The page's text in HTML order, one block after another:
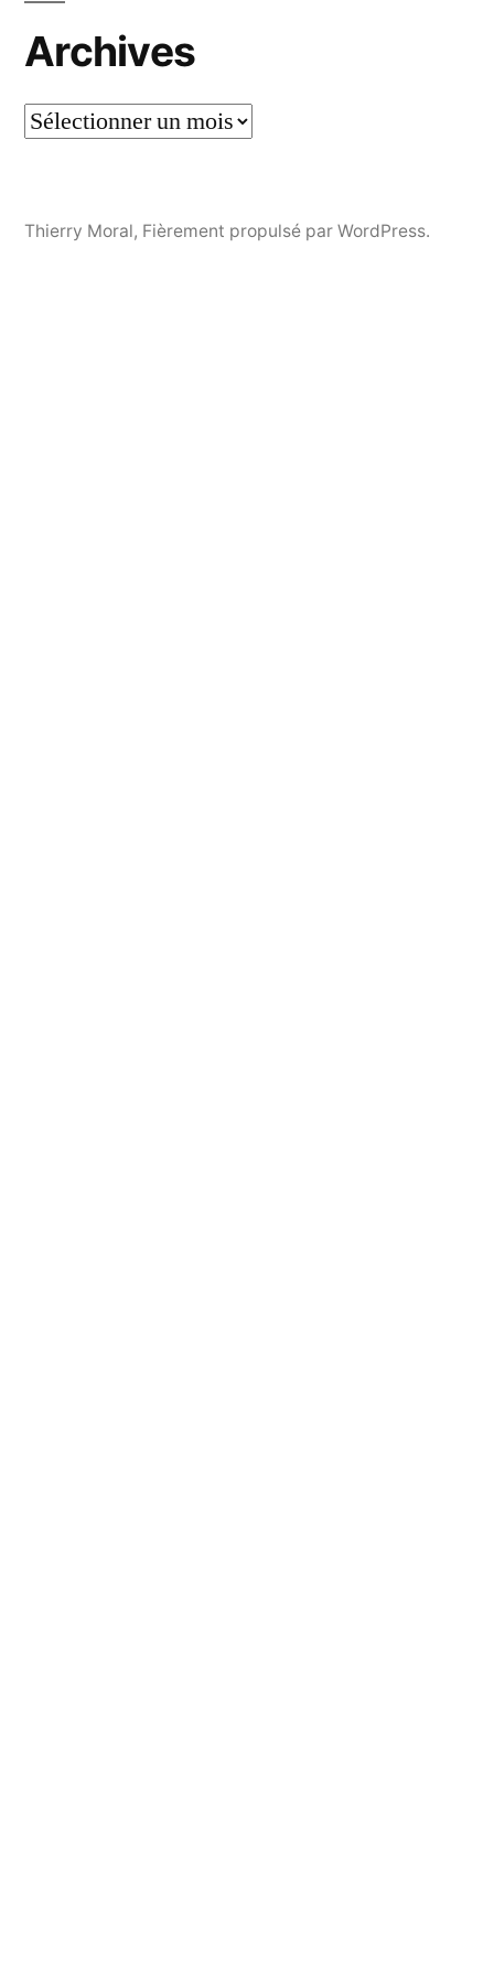
Archives
Thierry Moral, Fièrement propulsé par WordPress.